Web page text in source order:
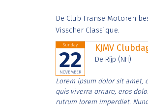
De Club Franse Motoren
Visscher Classique.
Sunday
22
NOVEMBER
KJMV
De Rijp (NH)
Lorem ipsum dolor sit amet,
quis viverra ornare, eros
rutrum lorem imperdiet.